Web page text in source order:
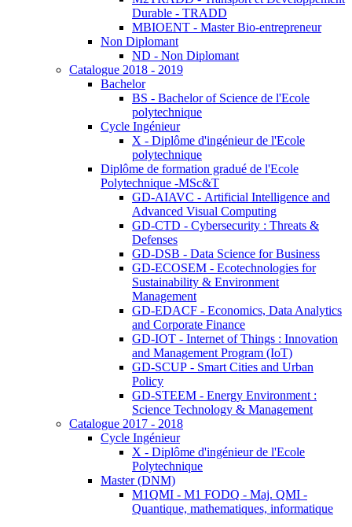
Durable - TRADD
MBIOENT - Master Bio-entrepreneur
Non Diplomant
ND - Non Diplomant
Catalogue 2018 - 2019
Bachelor
BS - Bachelor of Science de l'Ecole
polytechnique
Cycle Ingénieur
X - Diplôme d'ingénieur de l'Ecole
polytechnique
Diplôme de formation gradué de l'Ecole
Polytechnique -MSc&T
GD-AIAVC - Artificial Intelligence and
Advanced Visual Computing
GD-CTD - Cybersecurity : Threats &
Defenses
GD-DSB - Data Science for Business
GD-ECOSEM - Ecotechnologies for
Sustainability & Environment
Management
GD-EDACF - Economics, Data Analytics
and Corporate Finance
GD-IOT - Internet of Things : Innovation
and Management Program (IoT)
GD-SCUP - Smart Cities and Urban
Policy
GD-STEEM - Energy Environment :
Science Technology & Management
Catalogue 2017 - 2018
Cycle Ingénieur
X - Diplôme d'ingénieur de l'Ecole
Polytechnique
Master (DNM)
M1QMI - M1 FODQ - Maj. QMI -
Quantique, mathematiques, informatique